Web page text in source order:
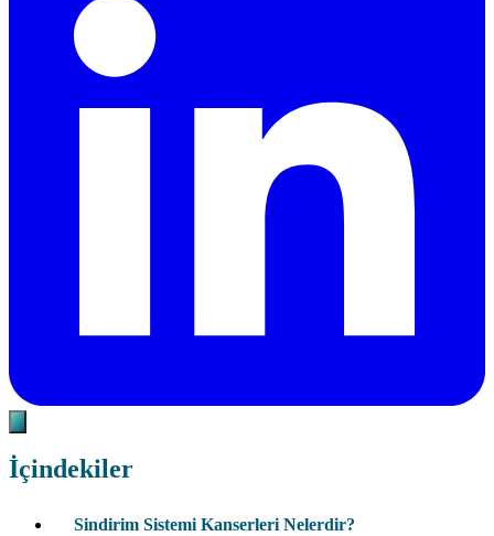
İçindekiler
Sindirim Sistemi Kanserleri Nelerdir?